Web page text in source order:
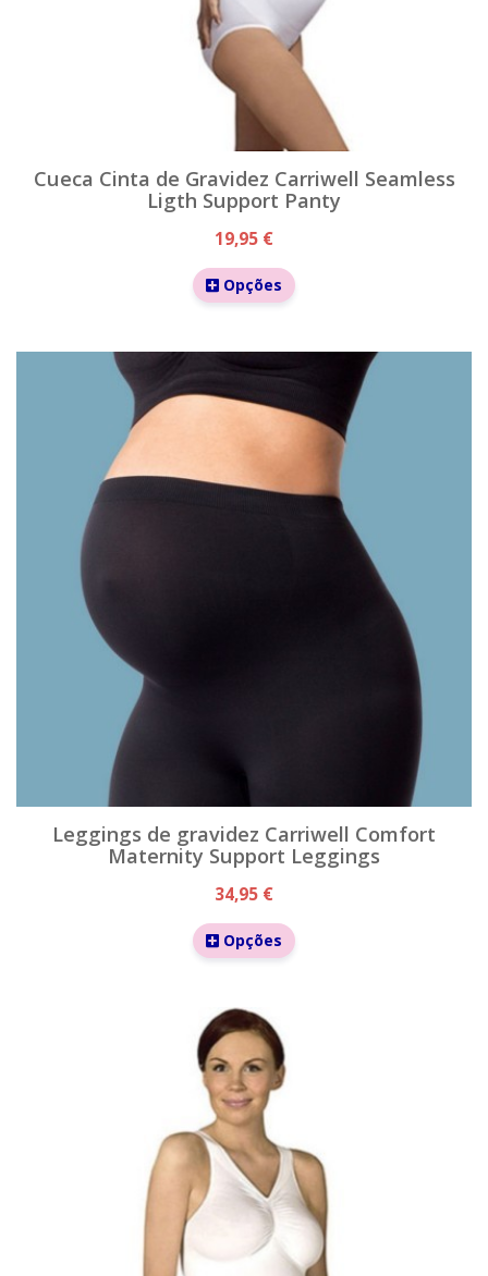
Cueca Cinta de Gravidez Carriwell Seamless
Ligth Support Panty
19,95 €
Opções
Leggings de gravidez Carriwell Comfort
Maternity Support Leggings
34,95 €
Opções